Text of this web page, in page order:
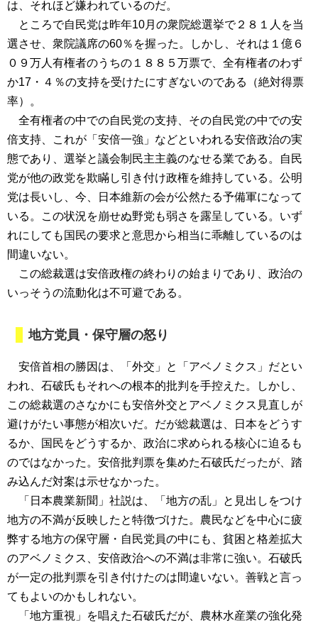
は、それほど嫌われているのだ。
ところで自民党は昨年10月の衆院総選挙で２８１人を当
選させ、衆院議席の60％を握った。しかし、それは１億６
０９万人有権者のうちの１８８５万票で、全有権者のわず
か17・４％の支持を受けたにすぎないのである（絶対得票
率）。
全有権者の中での自民党の支持、その自民党の中での安
倍支持、これが「安倍一強」などといわれる安倍政治の実
態であり、選挙と議会制民主主義のなせる業である。自民
党が他の政党を欺瞞し引き付け政権を維持している。公明
党は長いし、今、日本維新の会が公然たる予備軍になって
いる。この状況を崩せぬ野党も弱さを露呈している。いず
れにしても国民の要求と意思から相当に乖離しているのは
間違いない。
この総裁選は安倍政権の終わりの始まりであり、政治の
いっそうの流動化は不可避である。
地方党員・保守層の怒り
安倍首相の勝因は、「外交」と「アベノミクス」だとい
われ、石破氏もそれへの根本的批判を手控えた。しかし、
この総裁選のさなかにも安倍外交とアベノミクス見直しが
避けがたい事態が相次いだ。だが総裁選は、日本をどうす
るか、国民をどうするか、政治に求められる核心に迫るも
のではなかった。安倍批判票を集めた石破氏だったが、踏
み込んだ対案は示せなかった。
「日本農業新聞」社説は、「地方の乱」と見出しをつけ
地方の不満が反映したと特徴づけた。農民などを中心に疲
弊する地方の保守層・自民党員の中にも、貧困と格差拡大
のアベノミクス、安倍政治への不満は非常に強い。石破氏
が一定の批判票を引き付けたのは間違いない。善戦と言っ
てもよいのかもしれない。
「地方重視」を唱えた石破氏だが、農林水産業の強化発